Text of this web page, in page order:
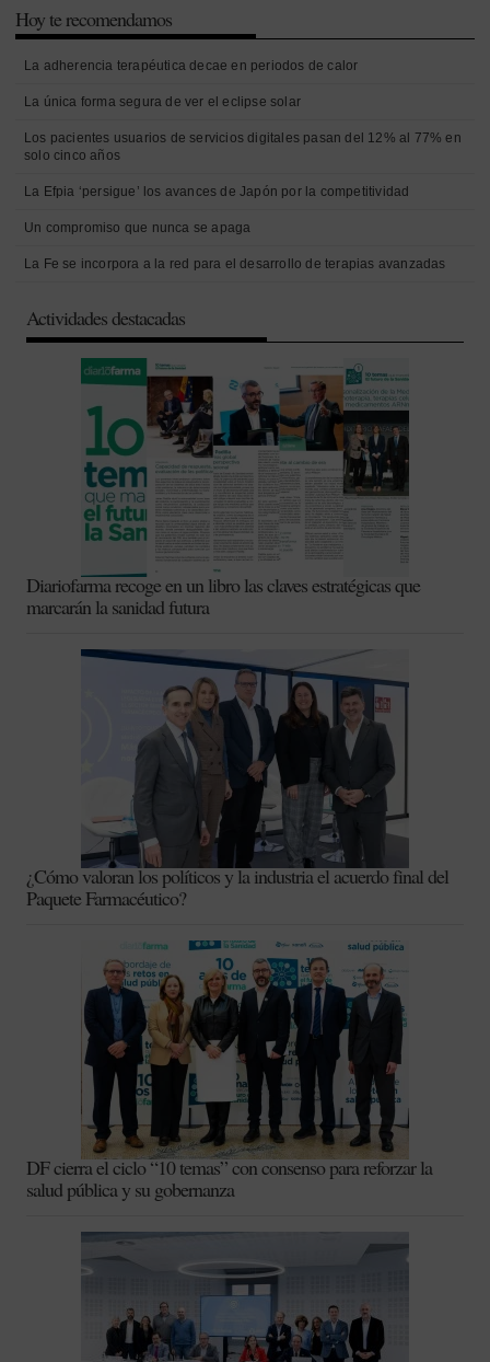
Hoy te recomendamos
La adherencia terapéutica decae en periodos de calor
La única forma segura de ver el eclipse solar
Los pacientes usuarios de servicios digitales pasan del 12% al 77% en
solo cinco años
La Efpia ‘persigue’ los avances de Japón por la competitividad
Un compromiso que nunca se apaga
La Fe se incorpora a la red para el desarrollo de terapias avanzadas
Actividades destacadas
Diariofarma recoge en un libro las claves estratégicas que
marcarán la sanidad futura
¿Cómo valoran los políticos y la industria el acuerdo final del
Paquete Farmacéutico?
DF cierra el ciclo “10 temas” con consenso para reforzar la
salud pública y su gobernanza